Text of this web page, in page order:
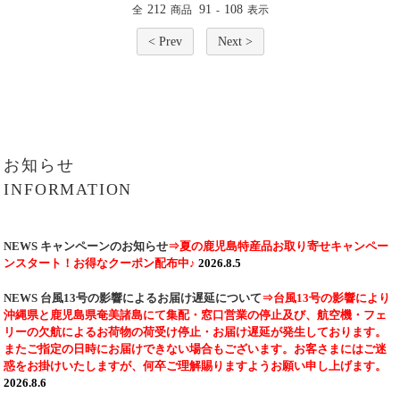
全 212 商品 91 - 108 表示
< Prev Next >
お知らせ
INFORMATION
NEWS キャンペーンのお知らせ⇒夏の鹿児島特産品お取り寄せキャンペー
ンスタート！お得なクーポン配布中♪ 2026.8.5
NEWS 台風13号の影響によるお届け遅延について⇒台風13号の影響により
沖縄県と鹿児島県奄美諸島にて集配・窓口営業の停止及び、航空機・フェ
リーの欠航によるお荷物の荷受け停止・お届け遅延が発生しております。
またご指定の日時にお届けできない場合もございます。お客さまにはご迷
惑をお掛けいたしますが、何卒ご理解賜りますようお願い申し上げます。
2026.8.6